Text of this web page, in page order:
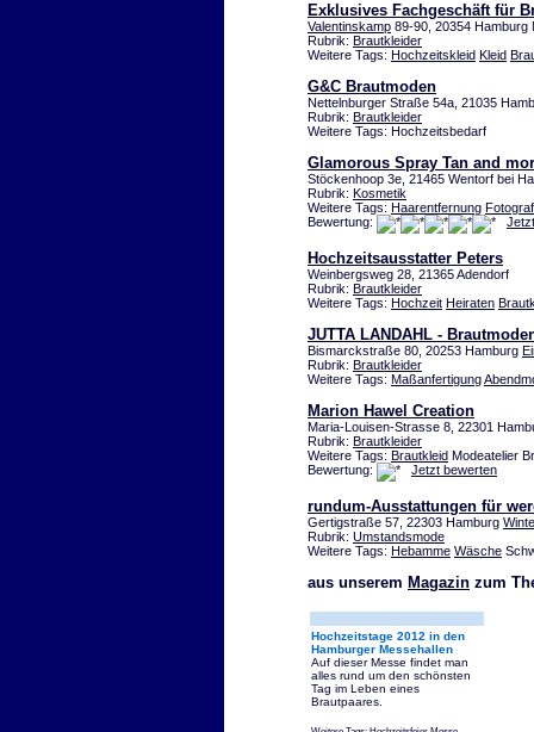
Exklusives Fachgeschäft für
Valentinskamp 89-90, 20354 Hamburg
Rubrik: Brautkleider
Weitere Tags: Hochzeitskleid Kleid
G&C Brautmoden
Nettelnburger Straße 54a, 21035
Rubrik: Brautkleider
Weitere Tags: Hochzeitsbedarf
Glamorous Spray Tan and
Stöckenhoop 3e, 21465 Wentorf bei
Rubrik: Kosmetik
Weitere Tags: Haarentfernung
Bewertung:
Hochzeitsausstatter Peters
Weinbergsweg 28, 21365 Adendorf
Rubrik: Brautkleider
Weitere Tags: Hochzeit Heiraten
JUTTA LANDAHL -
Bismarckstraße 80, 20253 Hamburg
Rubrik: Brautkleider
Weitere Tags: Maßanfertigung
Marion Hawel Creation
Maria-Louisen-Strasse 8, 22301
Rubrik: Brautkleider
Weitere Tags: Brautkleid Modeatelier
Bewertung:
Jetzt bewerten
rundum-Ausstattungen für
Gertigstraße 57, 22303 Hamburg
Rubrik: Umstandsmode
Weitere Tags: Hebamme Wäsche
aus unserem Magazin zum
Hochzeitstage 2012 in den
Hamburger Messehallen
Auf dieser Messe findet man
alles rund um den schönsten
Tag im Leben eines
Brautpaares.